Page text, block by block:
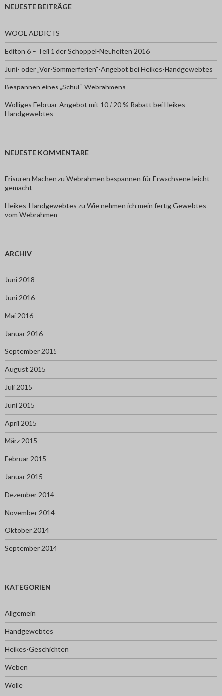
NEUESTE BEITRÄGE
WOOL ADDICTS
Editon 6 – Teil 1 der Schoppel-Neuheiten 2016
Juni- oder „Vor-Sommerferien“-Angebot bei Heikes-Handgewebtes
Bespannen eines „Schul“-Webrahmens
Wolliges Februar-Angebot mit 10 / 20 % Rabatt bei Heikes-
Handgewebtes
NEUESTE KOMMENTARE
Frisuren Machen zu Webrahmen bespannen für Erwachsene leicht
gemacht
Heikes-Handgewebtes zu Wie nehmen ich mein fertig Gewebtes
vom Webrahmen
ARCHIV
Juni 2018
Juni 2016
Mai 2016
Januar 2016
September 2015
August 2015
Juli 2015
Juni 2015
April 2015
März 2015
Februar 2015
Januar 2015
Dezember 2014
November 2014
Oktober 2014
September 2014
KATEGORIEN
Allgemein
Handgewebtes
Heikes-Geschichten
Weben
Wolle